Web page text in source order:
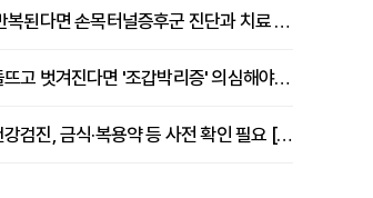
손 저림 반복된다면 손목터널증후군 진단과 치료 시기 살펴야 [김동현 원장 칼럼]
손발톱 들뜨고 벗겨진다면 '조갑박리증' 의심해야 [김철윤 원장 칼럼]
휴가철 건강검진, 금식·복용약 등 사전 확인 필요 [정도감 원장 칼럼]